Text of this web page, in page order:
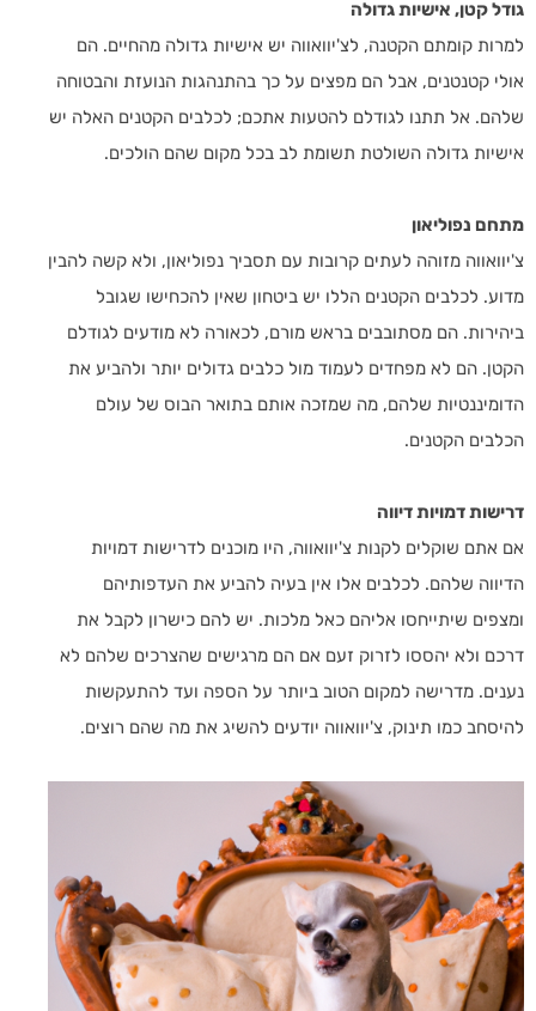
גודל קטן, אישיות גדולה
למרות קומתם הקטנה, לצ'יוואווה יש אישיות גדולה מהחיים. הם
אולי קטנטנים, אבל הם מפצים על כך בהתנהגות הנועזת והבטוחה
שלהם. אל תתנו לגודלם להטעות אתכם; לכלבים הקטנים האלה יש
אישיות גדולה השולטת תשומת לב בכל מקום שהם הולכים.
מתחם נפוליאון
צ'יוואווה מזוהה לעתים קרובות עם תסביך נפוליאון, ולא קשה להבין
מדוע. לכלבים הקטנים הללו יש ביטחון שאין להכחישו שגובל
ביהירות. הם מסתובבים בראש מורם, לכאורה לא מודעים לגודלם
הקטן. הם לא מפחדים לעמוד מול כלבים גדולים יותר ולהביע את
הדומיננטיות שלהם, מה שמזכה אותם בתואר הבוס של עולם
הכלבים הקטנים.
דרישות דמויות דיווה
אם אתם שוקלים לקנות צ'יוואווה, היו מוכנים לדרישות דמויות
הדיווה שלהם. לכלבים אלו אין בעיה להביע את העדפותיהם
ומצפים שיתייחסו אליהם כאל מלכות. יש להם כישרון לקבל את
דרכם ולא יהססו לזרוק זעם אם הם מרגישים שהצרכים שלהם לא
נענים. מדרישה למקום הטוב ביותר על הספה ועד להתעקשות
להיסחב כמו תינוק, צ'יוואווה יודעים להשיג את מה שהם רוצים.